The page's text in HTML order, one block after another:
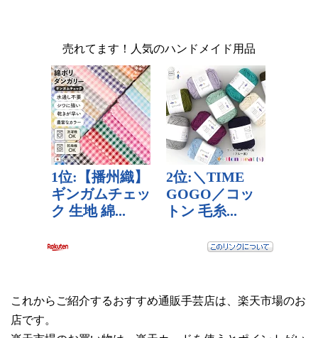
売れてます！人気のハンドメイド用品
これからご紹介するおすすめ通販手芸店は、楽天市場のお
店です。